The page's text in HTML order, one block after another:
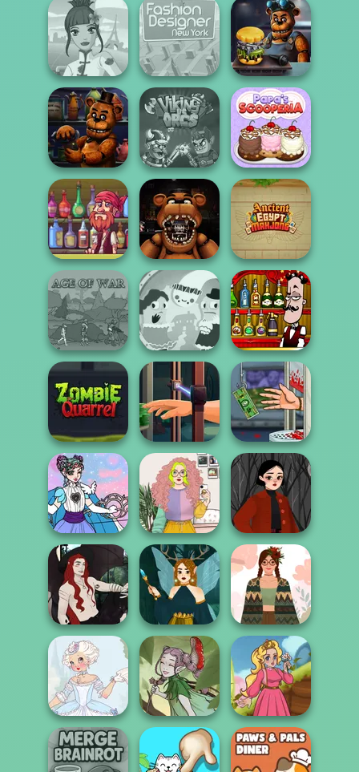
Friday Night
Funkin': Foned
In...
The Waitress Whats For Dinner
Fashion
Designer World
Tour
Fashion
Designer New
York
FNAF Burger
FNAF Bartender Viking vs Orcs
Papa's
Scooperia
Pirate Bartender
Captain's Gro...
FNAF: Night at
the Dentist
Ancient Egypt
Mahjong
Age of War Haunt the House
Bartender The
Right Mix
Zombie Quarrel
Hand Me The
Goods
Handless
Millionaire
Magical Girl
Makeup!
Saturday Vibes
Sabrina's Witchy
Wardrobe
Casual Magic
Maker 2.0
Dark Fae
Fairycore
Aesthetic